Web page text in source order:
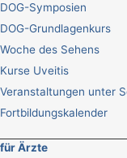
DOG-Symposien
DOG-Grundlagenkurs
Woche des Sehens
Kurse Uveitis
Veranstaltungen unter
Fortbildungskalender
für Ärzte